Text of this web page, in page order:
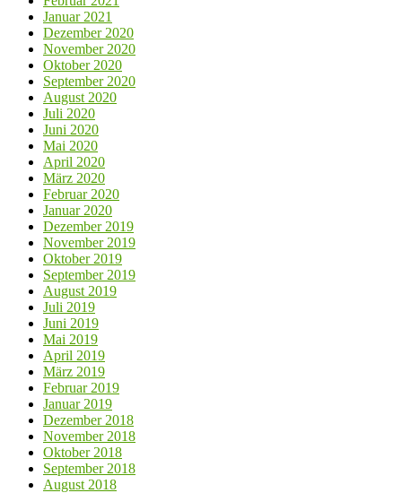
Januar 2021
Dezember 2020
November 2020
Oktober 2020
September 2020
August 2020
Juli 2020
Juni 2020
Mai 2020
April 2020
März 2020
Februar 2020
Januar 2020
Dezember 2019
November 2019
Oktober 2019
September 2019
August 2019
Juli 2019
Juni 2019
Mai 2019
April 2019
März 2019
Februar 2019
Januar 2019
Dezember 2018
November 2018
Oktober 2018
September 2018
August 2018